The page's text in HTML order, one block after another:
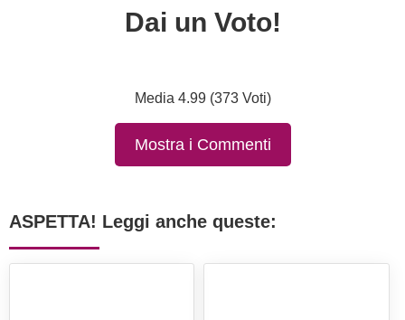
Dai un Voto!
Media 4.99 (373 Voti)
Mostra i Commenti
ASPETTA! Leggi anche queste: